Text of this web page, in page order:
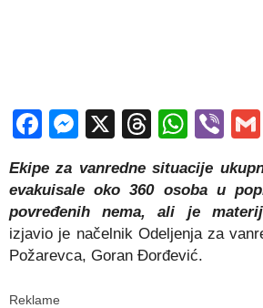
Facebook
Messenger
X Threads
Ekipe za vanredne situacije
evakuisale oko 360 osoba u
povređenih nema, ali je
izjavio je načelnik Odeljenja za
Požarevca, Goran Đorđević.
Reklame